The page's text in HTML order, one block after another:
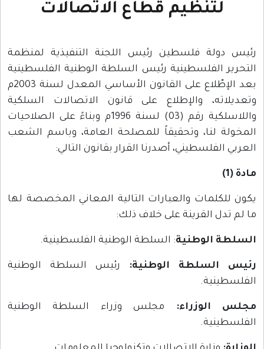
لتنظيم قطاع الاتصالات
رئيس دولة فلسطين رئيس اللجنة التنفيذية لمنظمة
التحرير الفلسطينية رئيس السلطة الوطنية الفلسطينية
بعد الإطّلاع على القانون الأساسي المعدل لسنة 2003م
وتعديلاته، والإطلاع على قانون الاتصالات السلكية
واللاسلكية رقم (03) لسنة 1996م وبناءً على الصلاحيات
المخولة لنا، وتحقيقاً للمصلحة العامة، وباسم الشعب
العربي الفلسطيني، أصدرنا القرار بقانون التالي:
مادة (1)
يكون للكلمات والعبارات التالية المعاني المخصصة لها
ما لم تدل القرينة على خلاف ذلك:
السلطة الوطنية: السلطة الوطنية الفلسطينية.
رئيس السلطة الوطنية:
رئيس السلطة الوطنية
الفلسطينية.
مجلس الوزراء:
مجلس وزراء السلطة الوطنية
الفلسطينية.